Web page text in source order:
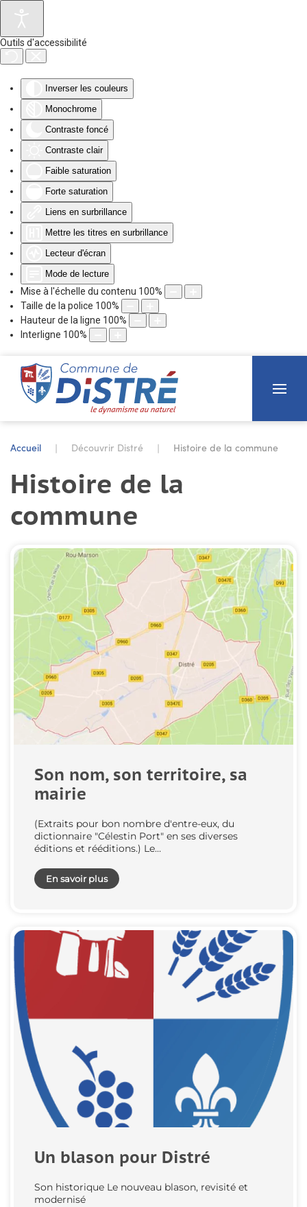
Outils d'accessibilité
Inverser les couleurs
Monochrome
Contraste foncé
Contraste clair
Faible saturation
Forte saturation
Liens en surbrillance
Mettre les titres en surbrillance
Lecteur d'écran
Mode de lecture
Mise à l'échelle du contenu 100%
Taille de la police 100%
Hauteur de la ligne 100%
Interligne 100%
Accéder au contenu principal
Accueil Découvrir Distré Histoire de la commune
Histoire de la
commune
Son nom, son territoire, sa
mairie
(Extraits pour bon nombre d'entre-eux, du
dictionnaire "Célestin Port" en ses diverses
éditions et rééditions.) Le…
En savoir plus
Un blason pour Distré
Son historique Le nouveau blason, revisité et
modernisé